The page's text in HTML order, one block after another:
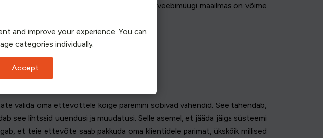
seda, mida vajate. Kiiresti muutuvas veebimüügi maailmas on võime
valida oma ettevõttele kõige paremini sobivad vahendid. See tähendab,
see lihtsaid uuendusi ja muudatusi. Selle asemel, et jääda jäiga süsteemi
et teie ettevõte saab pakkuda oma klientidele parimat, ükskõik millised
and improve your experience. You can
categories individually.
Accept